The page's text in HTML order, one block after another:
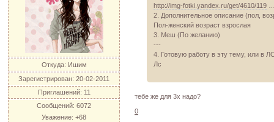
Откуда: Ишим
Зарегистрирован: 20-02-2011
Приглашений: 11
Сообщений: 6072
Уважение: +68
http://img-fotki.yandex.ru/get/4610/119…
2. Дополнительное описание (пол,
Пол-женский возраст взрослая
3. Меш (По желанию)
---
4. Готовую работу в эту тему, или в
Лс
тебе же для 3х надо?
0